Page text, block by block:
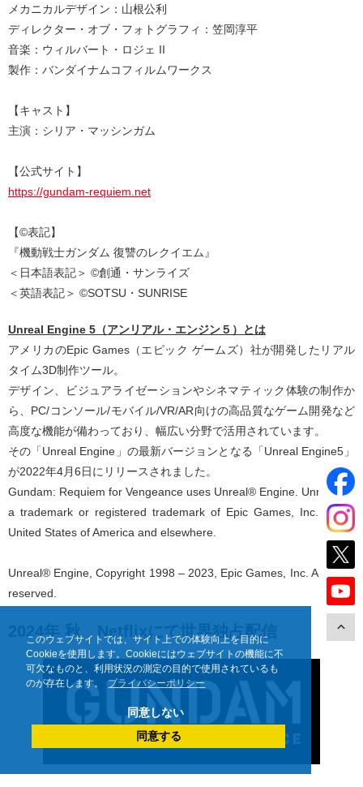
このウェブサイトでは、サイト上での体験向上を目的に
Cookieを使用します。Cookieにはウェブサイトの機能に不
可欠なものと、利用状況の測定の目的で使用されているも
のが存在します。
プライバシーポリシー
同意しない
同意する
メカニカルデザイン：山根公利
ディレクター・オブ・フォトグラフィ：笠岡淳平
音楽：ウィルバート・ロジェ II
製作：バンダイナムコフィルムワークス
【キャスト】
主演：シリア・マッシンガム
【公式サイト】
https://gundam-requiem.net
【©表記】
『機動戦士ガンダム 復讐のレクイエム』
＜日本語表記＞ ©創通・サンライズ
＜英語表記＞ ©SOTSU・SUNRISE
Unreal Engine 5（アンリアル・エンジン５）とは
アメリカのEpic Games（エピック ゲームズ）社が開発したリアル
タイム3D制作ツール。
デザイン、ビジュアライゼーションやシネマティック体験の制作か
ら、PC/コンソール/モバイル/VR/AR向けの高品質なゲーム開発など
高度な機能が備わっており、幅広い分野で活用されています。
その「Unreal Engine」の最新バージョンとなる「Unreal Engine5」
が2022年4月6日にリリースされました。
Gundam: Requiem for Vengeance uses Unreal® Engine. Unreal® is
a trademark or registered trademark of Epic Games, Inc. in the
United States of America and elsewhere.
Unreal® Engine, Copyright 1998 – 2023, Epic Games, Inc. All rights
reserved.
2024年 秋 Netflixにて世界独占配信